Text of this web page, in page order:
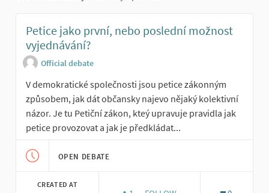
Petice jako první, nebo poslední možnost
vyjednávání?
Official debate
V demokratické společnosti jsou petice zákonným
způsobem, jak dát občansky najevo nějaký kolektivní
názor. Je tu Petiční zákon, kteý upravuje pravidla jak
petice provozovat a jak je předkládat...
OPEN DEBATE
CREATED AT